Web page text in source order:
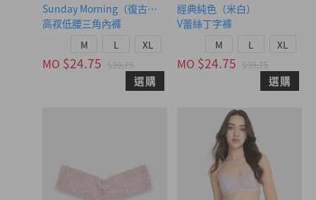
Sunday Morning（復古卡其-早晨咖織標）
高衩低腰三角內褲
M L XL
MO $24.75 $39.75
選購
經典純色（米白）
V蕾絲丁字褲
M L XL
MO $24.75 $39.75
選購